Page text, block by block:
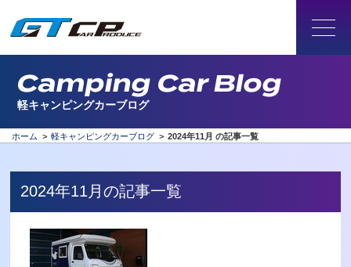
Camping Car Blog
軽キャンピングカーブログ
ホーム > 軽キャンピングカーブログ > 2024年11月 の記事一覧
2024年11月の記事一覧